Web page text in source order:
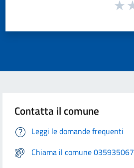
Contatta il comune
Leggi le domande frequenti
Chiama il comune 035935067